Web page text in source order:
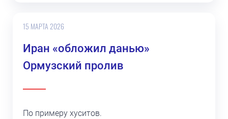
15 МАРТА 2026
Иран «обложил данью»
Ормузский пролив
По примеру хуситов.